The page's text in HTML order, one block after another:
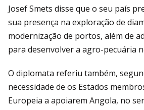
Josef Smets disse que o seu país
sua presença na exploração de
modernização de portos, além de
para desenvolver a agro-pecuária
O diplomata referiu também,
necessidade de os Estados
Europeia a apoiarem Angola, no